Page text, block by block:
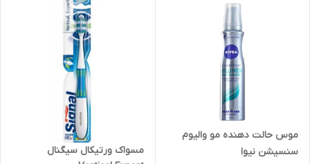
موس حالت دهنده مو والیوم
سنسیشن نیوا
مسواک ورتیکال سیگنال